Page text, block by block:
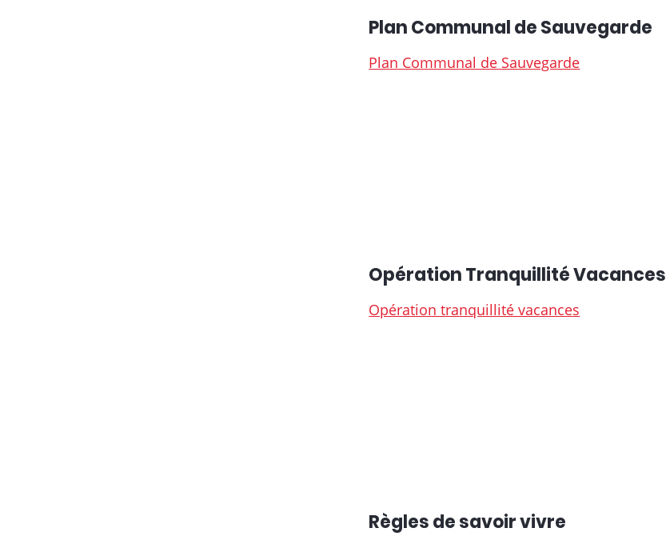
Plan Communal de Sauvegarde
Plan Communal de Sauvegarde
Opération Tranquillité Vacances
Opération tranquillité vacances
Règles de savoir vivre